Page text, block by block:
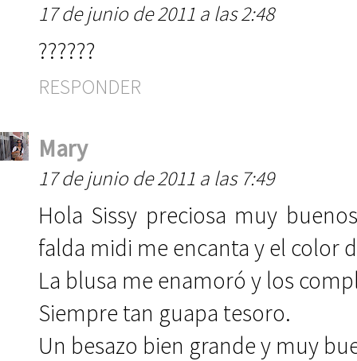
17 de junio de 2011 a las 2:48
??????
RESPONDER
Mary
17 de junio de 2011 a las 7:49
Hola Sissy preciosa muy
falda midi me encanta y el color
La blusa me enamoró y los
Siempre tan guapa tesoro.
Un besazo bien grande y muy